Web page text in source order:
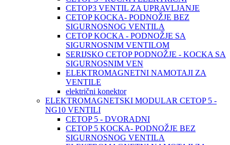
CETOP3 VENTIL ZA UPRAVLJANJE
CETOP KOCKA- PODNOŽJE BEZ
SIGURNOSNOG VENTILA
CETOP KOCKA - PODNOŽJE SA
SIGURNOSNIM VENTILOM
SERIJSKO CETOP PODNOŽJE - KOCKA SA
SIGURNOSNIM VEN
ELEKTROMAGNETNI NAMOTAJI ZA
VENTILE
električni konektor
ELEKTROMAGNETSKI MODULAR CETOP 5 -
NG10 VENTILI
CETOP 5 - DVORADNI
CETOP 5 KOCKA- PODNOŽJE BEZ
SIGURNOSNOG VENTILA